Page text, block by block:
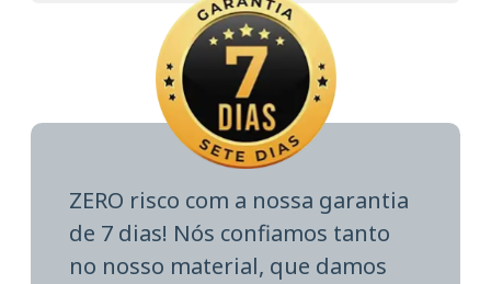
ZERO risco com a nossa garantia
de 7 dias! Nós confiamos tanto
no nosso material, que damos